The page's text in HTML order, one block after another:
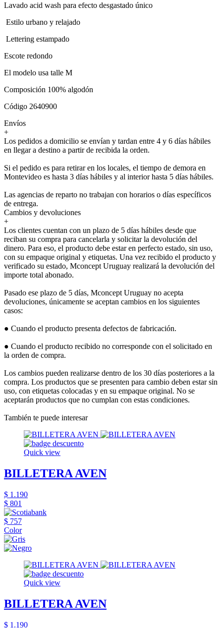
Lavado acid wash para efecto desgastado único
Estilo urbano y relajado
Lettering estampado
Escote redondo
El modelo usa talle M
Composición 100% algodón
Código 2640900
Envíos
+
Los pedidos a domicilio se envían y tardan entre 4 y 6 días hábiles
en llegar a destino a partir de recibida la orden.
Si el pedido es para retirar en los locales, el tiempo de demora en
Montevideo es hasta 3 días hábiles y al interior hasta 5 días hábiles.
Las agencias de reparto no trabajan con horarios o días específicos
de entrega.
Cambios y devoluciones
+
Los clientes cuentan con un plazo de 5 días hábiles desde que
reciban su compra para cancelarla y solicitar la devolución del
dinero. Para eso, el producto debe estar en perfecto estado, sin uso,
con su empaque original y etiquetas. Una vez recibido el producto y
verificado su estado, Mconcept Uruguay realizará la devolución del
importe total abonado.
Pasado ese plazo de 5 días, Mconcept Uruguay no acepta
devoluciones, únicamente se aceptan cambios en los siguientes
casos:
● Cuando el producto presenta defectos de fabricación.
● Cuando el producto recibido no corresponde con el solicitado en
la orden de compra.
Los cambios pueden realizarse dentro de los 30 días posteriores a la
compra. Los productos que se presenten para cambio deben estar sin
uso, con etiquetas colocadas y en su empaque original. No se
aceptarán productos que no cumplan con estas condiciones.
También te puede interesar
Quick view
BILLETERA AVEN
$ 1.190
$ 801
$ 757
Color
Quick view
BILLETERA AVEN
$ 1.190